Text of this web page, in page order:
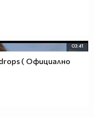
03:41
( Официално